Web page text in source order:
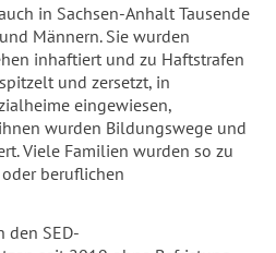
in Sachsen-Anhalt Tausende
Männern. Sie wurden
inhaftiert und zu Haftstrafen
und zersetzt, in
eingewiesen,
wurden Bildungswege und
Viele Familien wurden so zu
beruflichen
den SED-